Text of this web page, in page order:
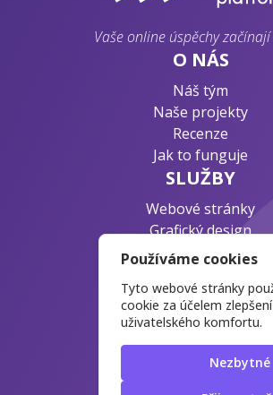
Vaše online úspěchy
O NÁS
Náš tým
Naše projekty
Recenze
Jak to funguje
SLUŽBY
Webové stránky
Grafický design
Byznys konzultace
Ochrana osobních
Časté otázky
Blog o webdesignu
Používáme cookies
Tyto webové stránky
cookie za účelem
uživatelského komfortu.
Nezbytné